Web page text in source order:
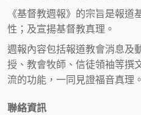
《基督教週報》的宗旨是報道
性；及宣揚基督教真理。
週報內容包括報道教會消息及
授、教會牧師、信徒領袖等
流的功能，一同見證福音真理。
聯絡資訊